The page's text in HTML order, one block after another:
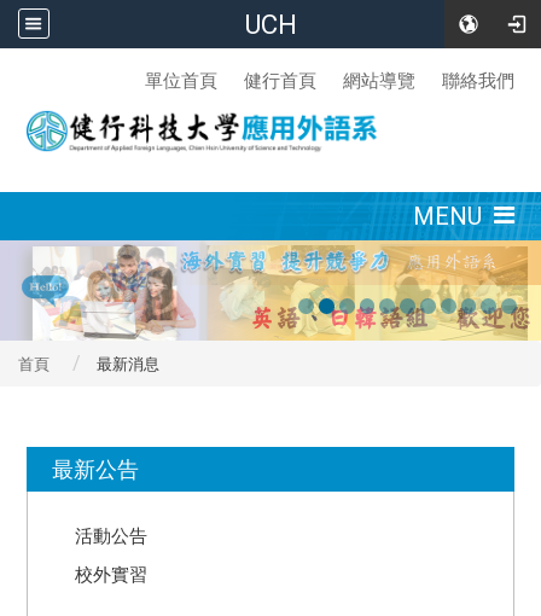
UCH
單位首頁 健行首頁 網站導覽 聯絡我們
MENU
首頁 最新消息
最新公告
活動公告
校外實習